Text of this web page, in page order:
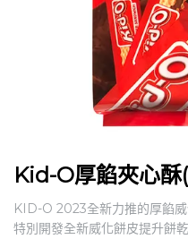
Kid-O厚餡夾心酥
KID-O 2023全新力推的厚餡威
特別開發全新威化餅皮提升餅